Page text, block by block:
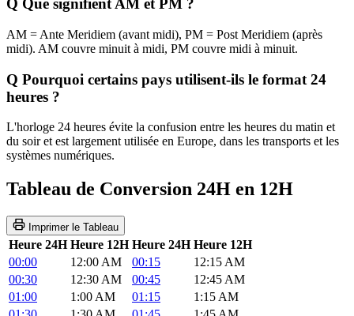
Q Que signifient AM et PM ?
AM = Ante Meridiem (avant midi), PM = Post Meridiem (après
midi). AM couvre minuit à midi, PM couvre midi à minuit.
Q Pourquoi certains pays utilisent-ils le format 24
heures ?
L'horloge 24 heures évite la confusion entre les heures du matin et
du soir et est largement utilisée en Europe, dans les transports et les
systèmes numériques.
Tableau de Conversion 24H en 12H
Imprimer le Tableau
Heure 24H Heure 12H Heure 24H Heure 12H
00:00
12:00 AM 00:15
12:15 AM
00:30
12:30 AM 00:45
12:45 AM
01:00
1:00 AM 01:15
1:15 AM